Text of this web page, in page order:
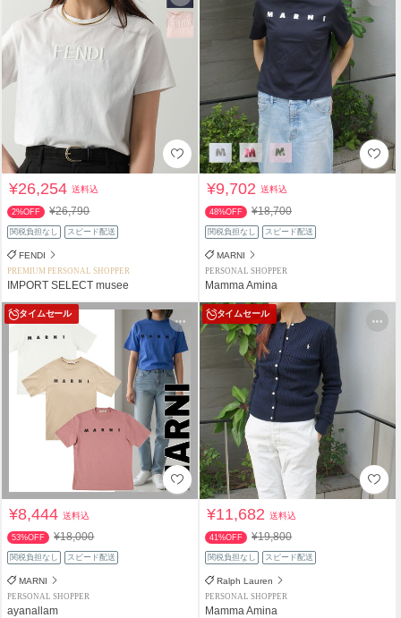
¥26,254送料込
2%OFF ¥26,790
関税負担なし スピード配送
FENDI
PREMIUM PERSONAL SHOPPER
IMPORT SELECT musee
¥9,702送料込
48%OFF ¥18,700
関税負担なし スピード配送
MARNI
PERSONAL SHOPPER
Mamma Amina
タイムセール
¥8,444送料込
53%OFF ¥18,000
関税負担なし スピード配送
MARNI
PERSONAL SHOPPER
ayanallam
タイムセール
¥11,682送料込
41%OFF ¥19,800
関税負担なし スピード配送
Ralph Lauren
PERSONAL SHOPPER
Mamma Amina